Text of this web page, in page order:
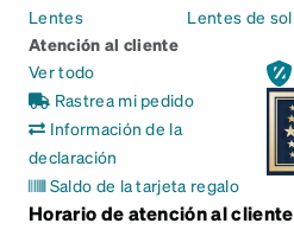
Lentes
Lentes de sol
Atención al cliente
Ver todo
Rastrea mi pedido
Información de la
declaración
Saldo de la tarjeta regalo
Horario de atención al cliente